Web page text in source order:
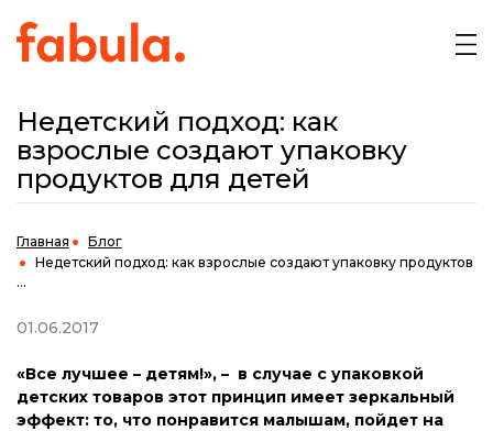
Недетский подход: как
взрослые создают упаковку
продуктов для детей
Главная
Блог
Недетский подход: как взрослые создают упаковку продуктов
...
01.06.2017
«Все лучшее – детям!», – в случае с упаковкой
детских товаров этот принцип имеет зеркальный
эффект: то, что понравится малышам, пойдет на